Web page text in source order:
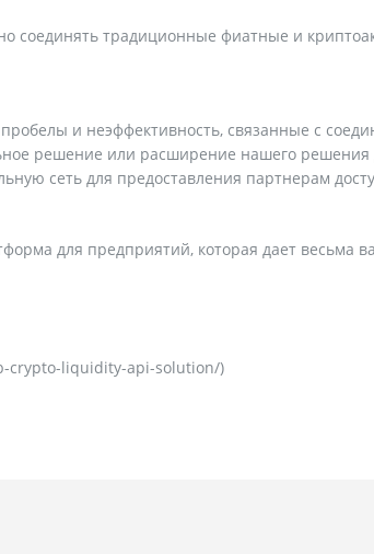
соединять традиционные фиатные и
и неэффективность, связанные с
решение или расширение нашего решения
сеть для предоставления партнерам
для предприятий, которая дает весьма
crypto-liquidity-api-solution/)